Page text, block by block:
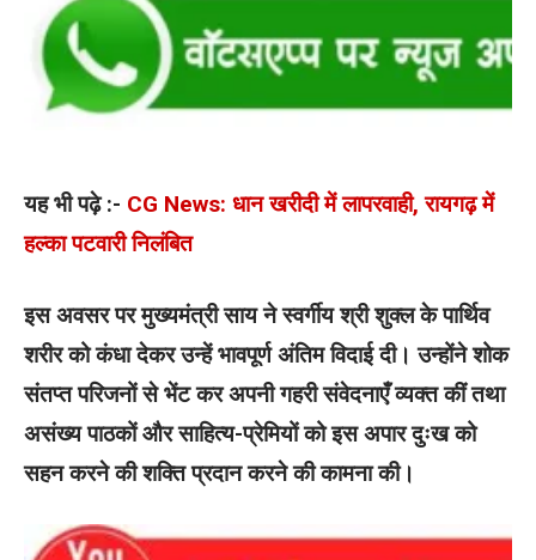
यह भी पढ़े :- CG News: धान खरीदी में लापरवाही, रायगढ़ में
हल्का पटवारी निलंबित
इस अवसर पर मुख्यमंत्री साय ने स्वर्गीय श्री शुक्ल के पार्थिव
शरीर को कंधा देकर उन्हें भावपूर्ण अंतिम विदाई दी। उन्होंने शोक
संतप्त परिजनों से भेंट कर अपनी गहरी संवेदनाएँ व्यक्त कीं तथा
असंख्य पाठकों और साहित्य-प्रेमियों को इस अपार दुःख को
सहन करने की शक्ति प्रदान करने की कामना की।